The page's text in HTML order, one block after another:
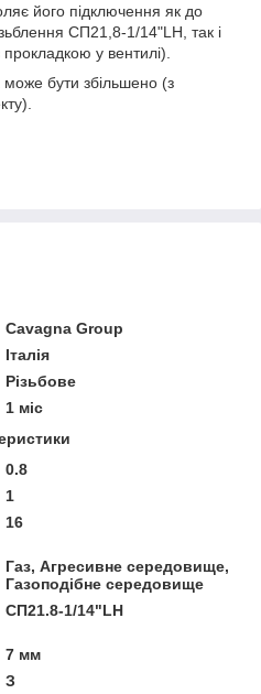
його підключення як до
СП21,8-1/14"LH, так і
у вентилі).
може бути збільшено (з
Cavagna Group
Італія
Різьбове
1 міс
0.8
1
16
Газ, Агресивне середовище,
Газоподібне середовище
СП21.8-1/14"LH
7 мм
З